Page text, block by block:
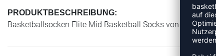
PRODUKTBESCHREIBUNG:
Basketballsocken Elite Mid Basketball Socks von Nike